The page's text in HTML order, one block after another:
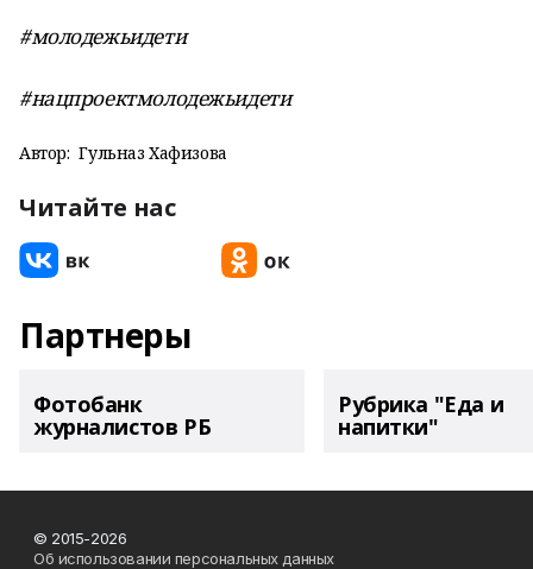
#молодежьидети
#нацпроектмолодежьидети
Автор: Гульназ Хафизова
Читайте нас
Партнеры
Фотобанк
журналистов РБ
Рубрика "Еда и
напитки"
© 2015-2026
Об использовании персональных данных